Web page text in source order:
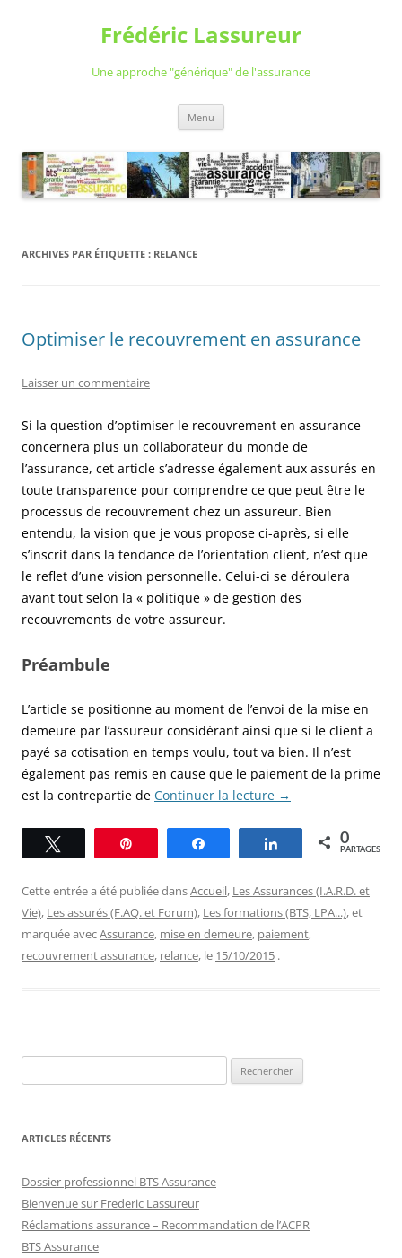
Frédéric Lassureur
Une approche "générique" de l'assurance
Menu
ARCHIVES PAR ÉTIQUETTE : RELANCE
Optimiser le recouvrement en assurance
Laisser un commentaire
Si la question d’optimiser le recouvrement en assurance
concernera plus un collaborateur du monde de
l’assurance, cet article s’adresse également aux assurés en
toute transparence pour comprendre ce que peut être le
processus de recouvrement chez un assureur. Bien
entendu, la vision que je vous propose ci-après, si elle
s’inscrit dans la tendance de l’orientation client, n’est que
le reflet d’une vision personnelle. Celui-ci se déroulera
avant tout selon la « politique » de gestion des
recouvrements de votre assureur.
Préambule
L’article se positionne au moment de l’envoi de la mise en
demeure par l’assureur considérant ainsi que si le client a
payé sa cotisation en temps voulu, tout va bien. Il n’est
également pas remis en cause que le paiement de la prime
est la contrepartie de Continuer la lecture →
Partagez 0
PARTAGES
Cette entrée a été publiée dansAccueil, Les Assurances (I.A.R.D. et
Vie), Les assurés (F.AQ. et Forum), Les formations (BTS, LPA...), et
marquée avecAssurance, mise en demeure, paiement,
recouvrement assurance, relance, le 15/10/2015 .
ARTICLES RÉCENTS
Dossier professionnel BTS Assurance
Bienvenue sur Frederic Lassureur
Réclamations assurance – Recommandation de l’ACPR
BTS Assurance